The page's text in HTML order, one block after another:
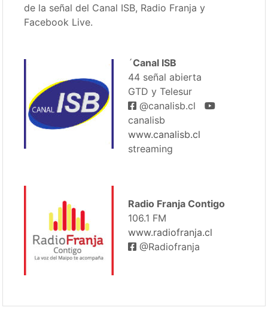
de la señal del Canal ISB, Radio Franja y
Facebook Live.
´Canal ISB
44 señal abierta
GTD y Telesur
@canalisb.cl
canalisb
www.canalisb.cl
streaming
Radio Franja Contigo
106.1 FM
www.radiofranja.cl
@Radiofranja